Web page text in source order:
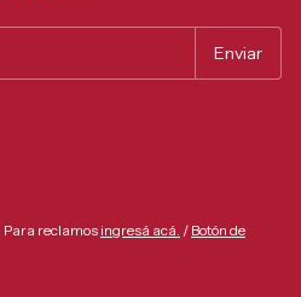
Para reclamos ingresá acá. / Botón de